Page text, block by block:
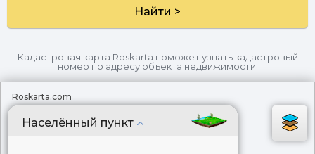
Найти >
Кадастровая карта Roskarta поможет узнать кадастровый
номер по адресу объекта недвижимости:
Roskarta.com
Населённый пункт